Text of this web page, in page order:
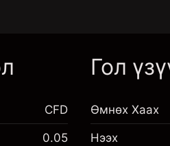
CFD
0.05
Гол
Өмнөх Хаах
Нээх